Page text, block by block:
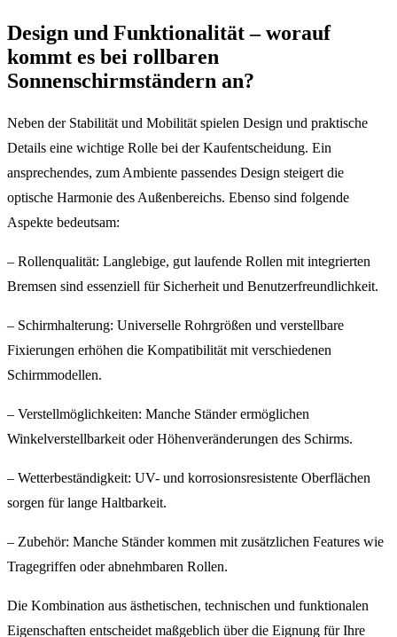
Design und Funktionalität – worauf
kommt es bei rollbaren
Sonnenschirmständern an?
Neben der Stabilität und Mobilität spielen Design und praktische
Details eine wichtige Rolle bei der Kaufentscheidung. Ein
ansprechendes, zum Ambiente passendes Design steigert die
optische Harmonie des Außenbereichs. Ebenso sind folgende
Aspekte bedeutsam:
– Rollenqualität: Langlebige, gut laufende Rollen mit integrierten
Bremsen sind essenziell für Sicherheit und Benutzerfreundlichkeit.
– Schirmhalterung: Universelle Rohrgrößen und verstellbare
Fixierungen erhöhen die Kompatibilität mit verschiedenen
Schirmmodellen.
– Verstellmöglichkeiten: Manche Ständer ermöglichen
Winkelverstellbarkeit oder Höhenveränderungen des Schirms.
– Wetterbeständigkeit: UV- und korrosionsresistente Oberflächen
sorgen für lange Haltbarkeit.
– Zubehör: Manche Ständer kommen mit zusätzlichen Features wie
Tragegriffen oder abnehmbaren Rollen.
Die Kombination aus ästhetischen, technischen und funktionalen
Eigenschaften entscheidet maßgeblich über die Eignung für Ihre